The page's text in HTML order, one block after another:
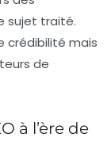
sujet traité.
crédibilité mais
de
à l’ère de